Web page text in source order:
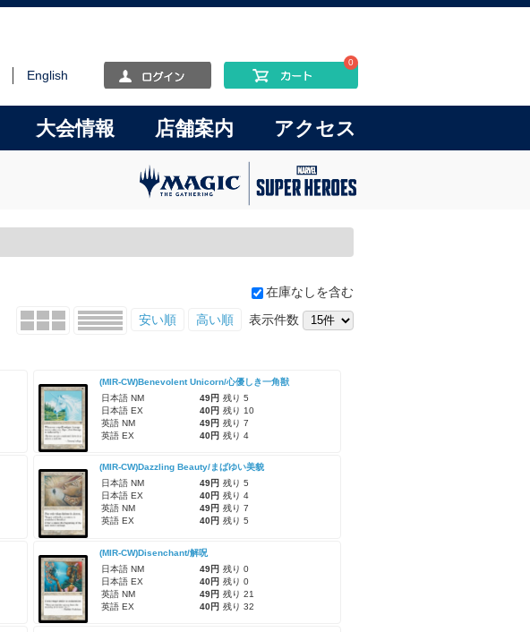
English
0
大会情報 店舗案内 アクセス
在庫なしを含む
安い順
高い順 表示件数
(MIR-CW)Benevolent Unicorn/心優しき一角獣
日本語 NM
49円 残り 5
日本語 EX
40円 残り 10
英語 NM
49円 残り 7
英語 EX
40円 残り 4
(MIR-CW)Dazzling Beauty/まばゆい美貌
日本語 NM
49円 残り 5
日本語 EX
40円 残り 4
英語 NM
49円 残り 7
英語 EX
40円 残り 5
(MIR-CW)Disenchant/解呪
日本語 NM
49円 残り 0
日本語 EX
40円 残り 0
英語 NM
49円 残り 21
英語 EX
40円 残り 32